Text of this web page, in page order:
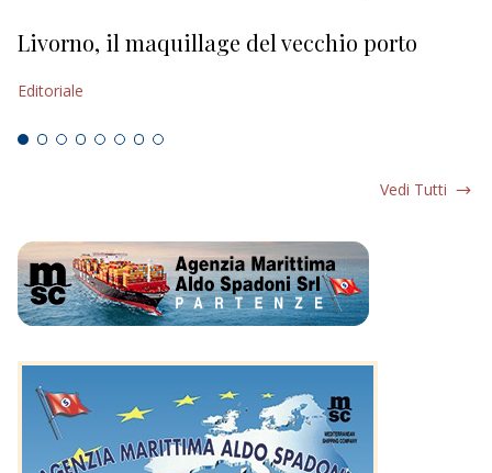
Livorno, il maquillage del vecchio porto
Editoriale
Vedi Tutti